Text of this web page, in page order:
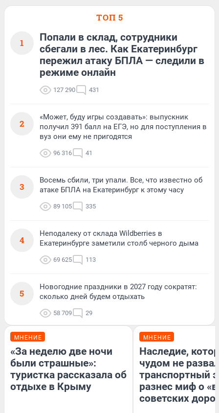
ТОП 5
1
Попали в склад, сотрудники
сбегали в лес. Как Екатеринбург
пережил атаку БПЛА — следили в
режиме онлайн
127 290 431
2
«Может, буду игры создавать»: выпускник
получил 391 балл на ЕГЭ, но для поступления в
вуз они ему не пригодятся
96 316 41
3
Восемь сбили, три упали. Все, что известно об
атаке БПЛА на Екатеринбург к этому часу
89 105 335
4
Неподалеку от склада Wildberries в
Екатеринбурге заметили столб черного дыма
69 625 113
5
Новогодние праздники в 2027 году сократят:
сколько дней будем отдыхать
58 709 29
МНЕНИЕ
«За неделю две ночи
были страшные»:
туристка рассказала об
отдыхе в Крыму
МНЕНИЕ
Наследие,
чудом не
транспортный
разнес миф о
советских